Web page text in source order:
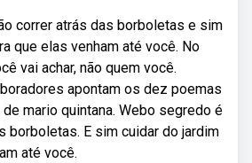
correr atrás das borboletas e sim
que elas venham até você. No
vai achar, não quem você.
apontam os dez poemas
mario quintana. Webo segredo é
borboletas. E sim cuidar do jardim
até você.